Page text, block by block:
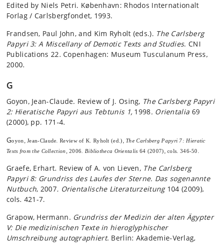
Edited by Niels Petri. København: Rhodos Internationalt
Forlag / Carlsbergfondet, 1993.
Frandsen, Paul John, and Kim Ryholt (eds.). The Carlsberg
Papyri 3: A Miscellany of Demotic Texts and Studies. CNI
Publications 22. Copenhagen: Museum Tusculanum Press,
2000.
G
Goyon, Jean-Claude. Review of J. Osing, The Carlsberg Papyri
2: Hieratische Papyri aus Tebtunis 1, 1998. Orientalia 69
(2000), pp. 171-4.
Goyon, Jean-Claude.Review of K. Ryholt (ed.),The Carlsberg Papyri 7: Hieratic
Texts from the Collection
, 2006. Bibliotheca Orientalis 64 (2007), cols. 346-50.
Graefe, Erhart. Review of A. von Lieven, The Carlsberg
Papyri 8: Grundriss des Laufes der Sterne. Das sogenannte
Nutbuch, 2007. Orientalische Literaturzeitung104 (2009),
cols. 421-7.
Grapow, Hermann. Grundriss der Medizin der alten Ägypter
V: Die medizinischen Texte in hieroglyphischer
Umschreibung autographiert. Berlin: Akademie-Verlag,